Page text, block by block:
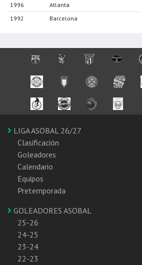
1996
Atlanta
1992
Barcelona
LIGA ASOBAL 26/27
Clasificación
Goleadores
Calendario
Equipos
Pretemporada
GOLEADORES ASOBAL
25-26
24-25
23-24
22-23